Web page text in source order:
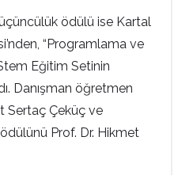
ödülü ise Kartal
“Programlama ve
Eğitim Setinin
Danışman öğretmen
Sertaç Çeküç ve
Prof. Dr. Hikmet